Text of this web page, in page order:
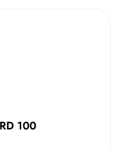
100